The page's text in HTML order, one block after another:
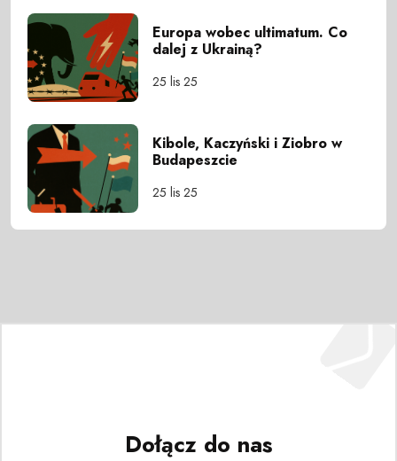
Europa wobec ultimatum. Co
dalej z Ukrainą?
25 lis 25
Kibole, Kaczyński i Ziobro w
Budapeszcie
25 lis 25
Dołącz do nas